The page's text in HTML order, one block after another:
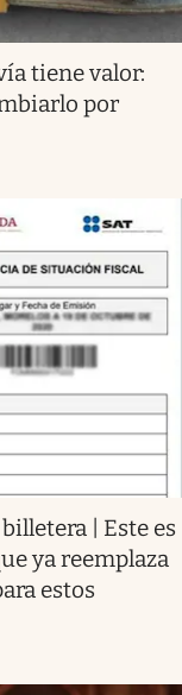
tiene valor:
por
| Este es
ya reemplaza
estos